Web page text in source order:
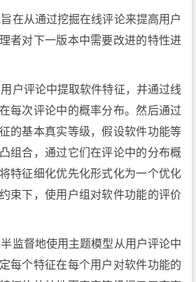
在从通过挖掘在线评论来提高用户
者对下一版本中需要改进的特性进
户评论中提取软件特征，并通过线
每次评论中的概率分布。然后通过
的基本真实等级，假设软件功能等
组合，通过它们在评论中的分布概
特征细化优先化形式化为一个优化
束下，使用户组对软件功能的评价
监督地使用主题模型从用户评论中
每个特征在每个用户对软件功能的